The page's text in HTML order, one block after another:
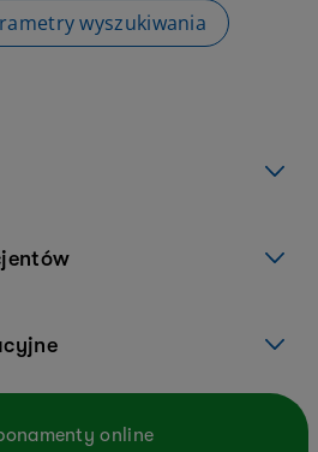
wyszukiwania
online